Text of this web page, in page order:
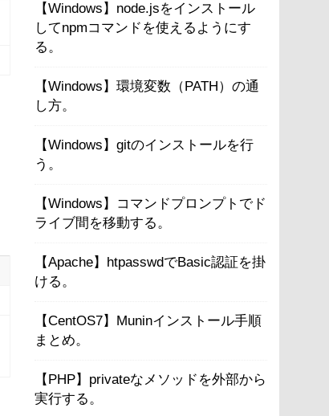
【Windows】node.jsをインストール
してnpmコマンドを使えるようにす
る。
【Windows】環境変数（PATH）の通
し方。
【Windows】gitのインストールを行
う。
【Windows】コマンドプロンプトでド
ライブ間を移動する。
【Apache】htpasswdでBasic認証を掛
ける。
【CentOS7】Muninインストール手順
まとめ。
【PHP】privateなメソッドを外部から
実行する。